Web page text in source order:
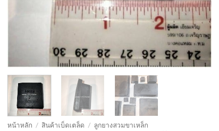
หน้าหลัก / สินค้าเบ็ดเตล็ด / ลูกยางสวมขาเหล็ก